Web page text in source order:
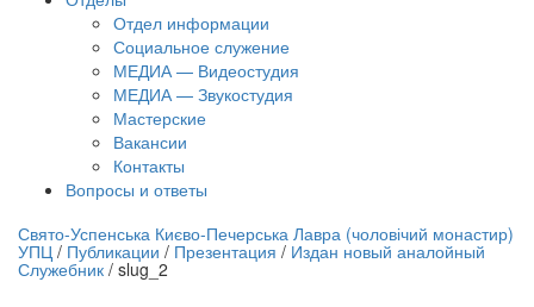
Отдел информации
Социальное служение
МЕДИА — Видеостудия
МЕДИА — Звукостудия
Мастерские
Вакансии
Контакты
Вопросы и ответы
трансляция | 12 сентября
трансляции
Свято-Успенська Києво-Печерська Лавра (чоловічий монастир)
УПЦ / Публикации / Презентация / Издан новый аналойный
Служебник / slug_2